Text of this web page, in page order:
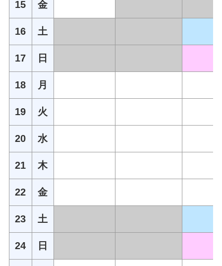
15 金
16 土
17 日
18 月
19 火
20 水
21 木
22 金
23 土
24 日